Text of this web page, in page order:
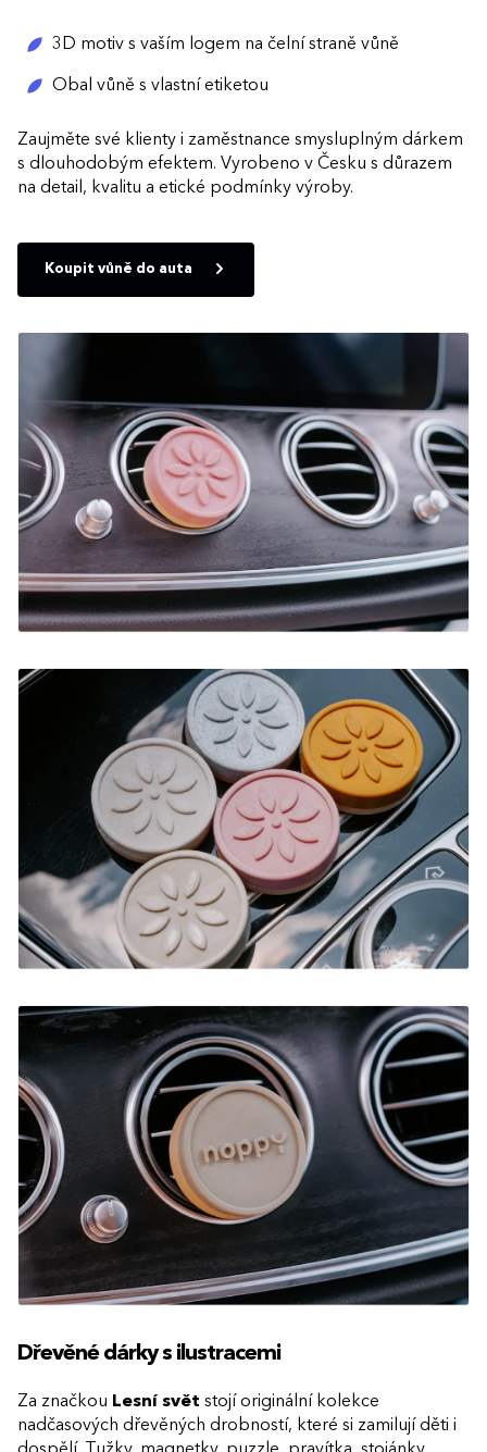
3D motiv s vaším logem na čelní straně vůně
Obal vůně s vlastní etiketou
Zaujměte své klienty i zaměstnance smysluplným dárkem
s dlouhodobým efektem. Vyrobeno v Česku s důrazem
na detail, kvalitu a etické podmínky výroby.
Koupit vůně do auta
Dřevěné dárky s ilustracemi
Za značkou Lesní svět stojí originální kolekce
nadčasových dřevěných drobností, které si zamilují děti i